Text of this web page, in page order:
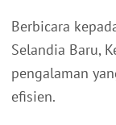
Berbicara
Selandia Baru,
pengalaman
efisien.